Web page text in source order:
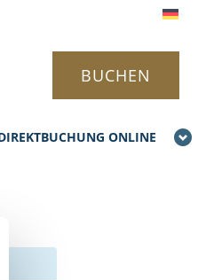
ONLINE
BUCHEN